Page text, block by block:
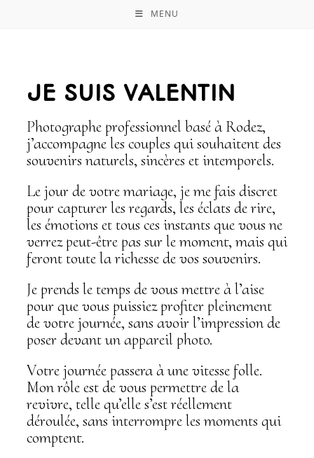
MENU
JE SUIS VALENTIN
Photographe professionnel basé à Rodez,
j’accompagne les couples qui souhaitent des
souvenirs naturels, sincères et intemporels.
Le jour de votre mariage, je me fais discret
pour capturer les regards, les éclats de rire,
les émotions et tous ces instants que vous ne
verrez peut-être pas sur le moment, mais qui
feront toute la richesse de vos souvenirs.
Je prends le temps de vous mettre à l’aise
pour que vous puissiez profiter pleinement
de votre journée, sans avoir l’impression de
poser devant un appareil photo.
Votre journée passera à une vitesse folle.
Mon rôle est de vous permettre de la
revivre, telle qu’elle s’est réellement
déroulée, sans interrompre les moments qui
comptent.